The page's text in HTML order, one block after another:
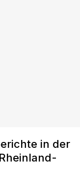
in der